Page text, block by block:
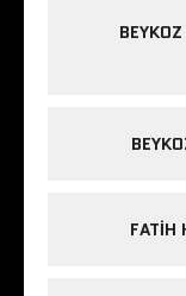
FATIH